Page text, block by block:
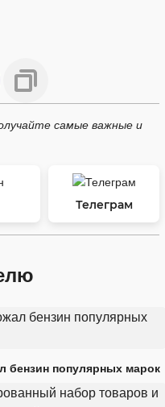
самые важные и
Телеграм
бензин популярных марок